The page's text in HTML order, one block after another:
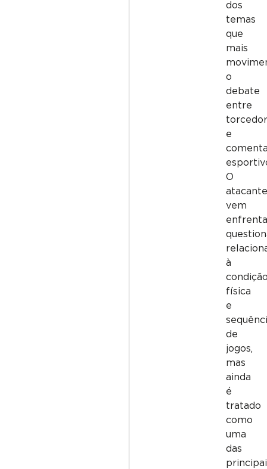
dos
temas
que
mais
o
debate
entre
e
O
atacante
vem
à
física
e
de
jogos,
mas
ainda
é
tratado
como
uma
das